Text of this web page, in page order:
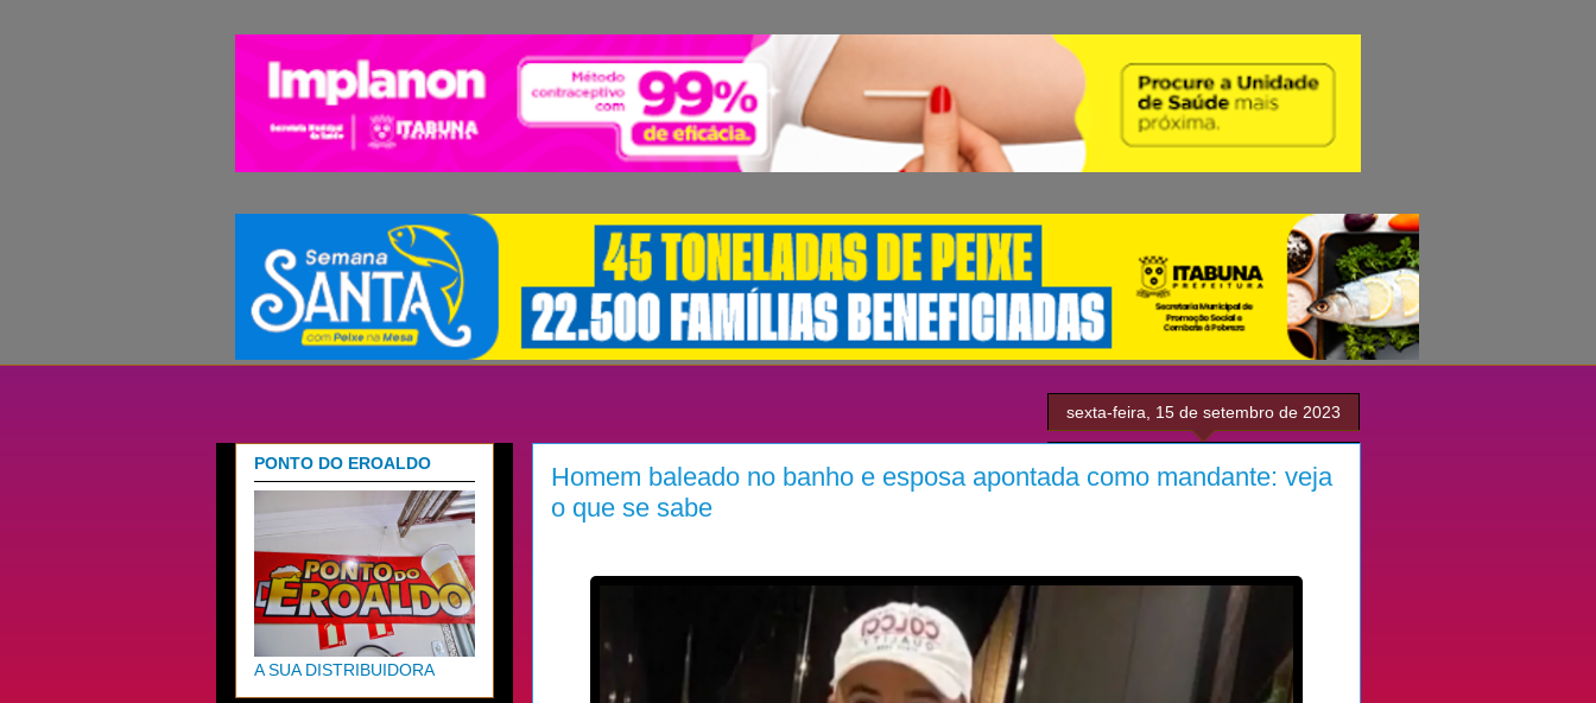
sexta-feira, 15 de setembro de 2023
Homem baleado no banho e esposa apontada como mandante: veja
o que se sabe
PONTO DO EROALDO
A SUA DISTRIBUIDORA